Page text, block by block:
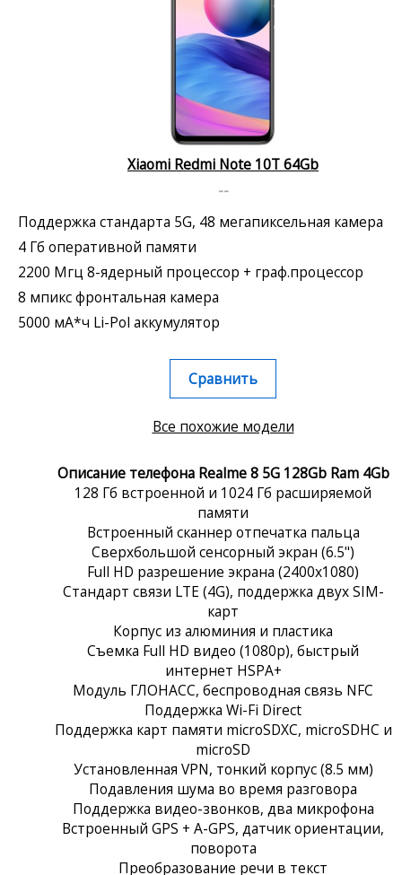
Xiaomi Redmi Note 10T 64Gb
--
Поддержка стандарта 5G, 48 мегапиксельная камера
4 Гб оперативной памяти
2200 Мгц 8-ядерный процессор + граф.процессор
8 мпикс фронтальная камера
5000 мА*ч Li-Pol аккумулятор
Сравнить
Все похожие модели
Описание телефона Realme 8 5G 128Gb Ram 4Gb
128 Гб встроенной и 1024 Гб расширяемой
памяти
Встроенный сканнер отпечатка пальца
Сверхбольшой сенсорный экран (6.5")
Full HD разрешение экрана (2400x1080)
Стандарт связи LTE (4G), поддержка двух SIM-
карт
Корпус из алюминия и пластика
Съемка Full HD видео (1080p), быстрый
интернет HSPA+
Модуль ГЛОНАСС, беспроводная связь NFC
Поддержка Wi-Fi Direct
Поддержка карт памяти microSDXC, microSDHC и
microSD
Установленная VPN, тонкий корпус (8.5 мм)
Подавления шума во время разговора
Поддержка видео-звонков, два микрофона
Встроенный GPS + A-GPS, датчик ориентации,
поворота
Преобразование речи в текст